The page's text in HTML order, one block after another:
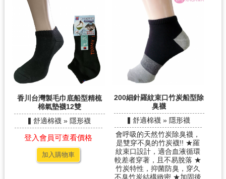
香川台灣製毛巾底船型精梳
棉氣墊襪12雙
▍舒適棉襪 » 隱形襪
登入會員可查看價格
加入購物車
200細針羅紋束口竹炭船型除
臭襪
▍舒適棉襪 » 隱形襪
會呼吸的天然竹炭除臭襪，
是雙穿不臭的竹炭襪!! ★羅
紋束口設計，適合血液循環
較差者穿著，且不易脫落 ★
竹炭特性，抑菌防臭，穿久
不臭竹炭結構緻密 ★加固後